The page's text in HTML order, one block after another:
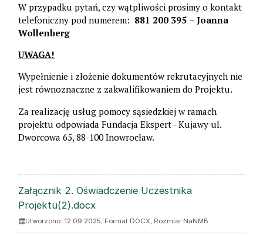
W przypadku pytań, czy wątpliwości prosimy o kontakt
telefoniczny pod numerem: 881 200 395 – Joanna
Wollenberg
UWAGA!
Wypełnienie i złożenie dokumentów rekrutacyjnych nie
jest równoznaczne z zakwalifikowaniem do Projektu.
Za realizację usług pomocy sąsiedzkiej w ramach
projektu odpowiada Fundacja Ekspert - Kujawy ul.
Dworcowa 65, 88-100 Inowrocław.
ZAŁĄCZNIKI
Załącznik 2. Oświadczenie Uczestnika
Projektu(2).docx
Utworzono: 12.09.2025, Format:DOCX, Rozmiar:NaNMB